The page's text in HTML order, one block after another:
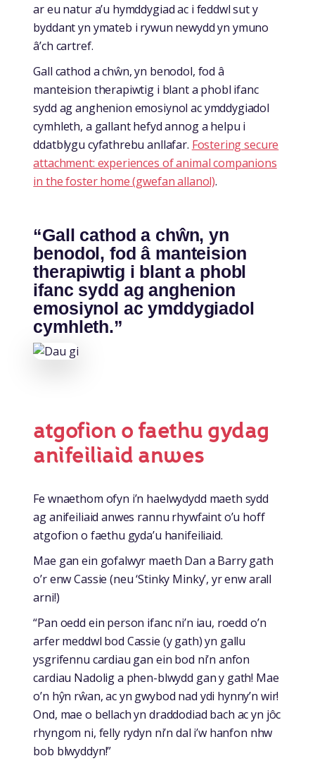
ar eu natur a’u hymddygiad ac i feddwl sut y
byddant yn ymateb i rywun newydd yn ymuno
â’ch cartref.
Gall cathod a chŵn, yn benodol, fod â
manteision therapiwtig i blant a phobl ifanc
sydd ag anghenion emosiynol ac ymddygiadol
cymhleth, a gallant hefyd annog a helpu i
ddatblygu cyfathrebu anllafar. Fostering secure
attachment: experiences of animal companions
in the foster home (gwefan allanol).
“Gall cathod a chŵn, yn
benodol, fod â manteision
therapiwtig i blant a phobl
ifanc sydd ag anghenion
emosiynol ac ymddygiadol
cymhleth.”
atgofion o faethu gydag
anifeiliaid anwes
Fe wnaethom ofyn i’n haelwydydd maeth sydd
ag anifeiliaid anwes rannu rhywfaint o’u hoff
atgofion o faethu gyda’u hanifeiliaid.
Mae gan ein gofalwyr maeth Dan a Barry gath
o’r enw Cassie (neu ‘Stinky Minky’, yr enw arall
arni!)
“Pan oedd ein person ifanc ni’n iau, roedd o’n
arfer meddwl bod Cassie (y gath) yn gallu
ysgrifennu cardiau gan ein bod ni’n anfon
cardiau Nadolig a phen-blwydd gan y gath! Mae
o’n hŷn rŵan, ac yn gwybod nad ydi hynny’n wir!
Ond, mae o bellach yn draddodiad bach ac yn jôc
rhyngom ni, felly rydyn ni’n dal i’w hanfon nhw
bob blwyddyn!”